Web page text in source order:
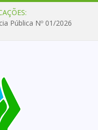
Pública Nº 01/2026